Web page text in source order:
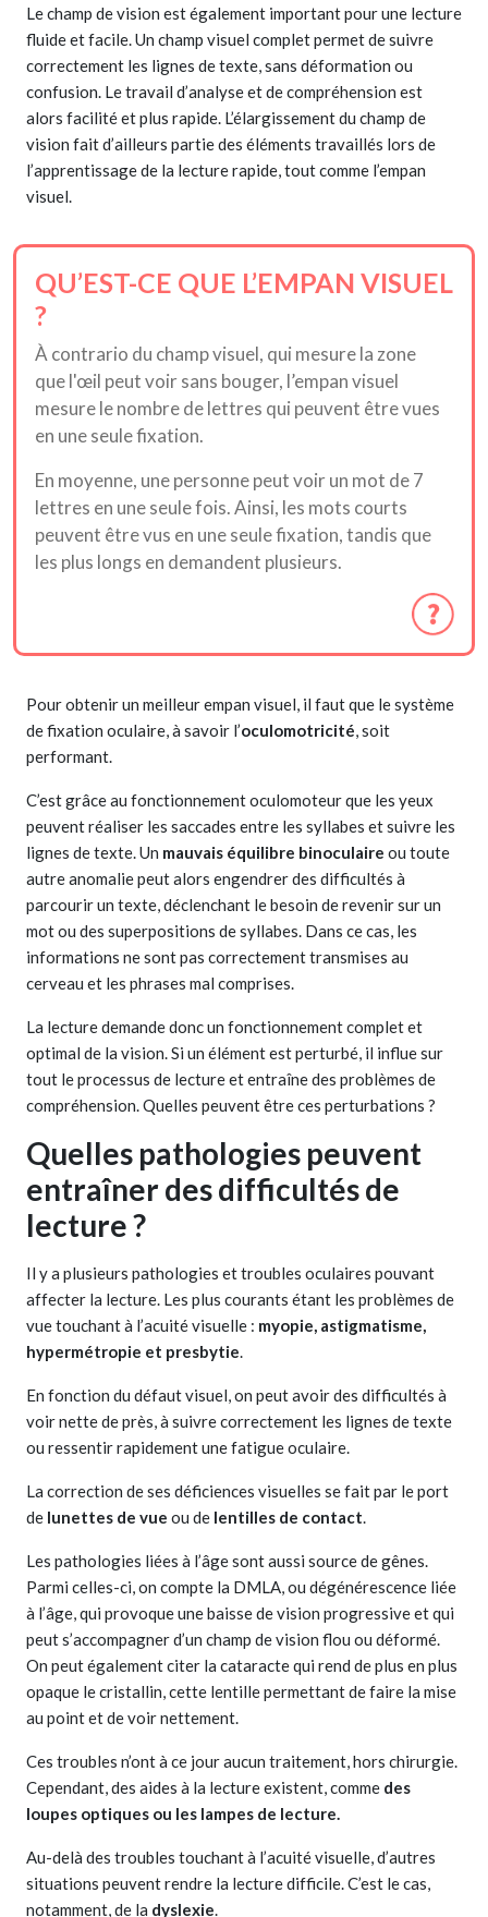
Le champ de vision est également important pour une lecture
fluide et facile. Un champ visuel complet permet de suivre
correctement les lignes de texte, sans déformation ou
confusion. Le travail d’analyse et de compréhension est
alors facilité et plus rapide. L’élargissement du champ de
vision fait d’ailleurs partie des éléments travaillés lors de
l’apprentissage de la lecture rapide, tout comme l’empan
visuel.
QU’EST-CE QUE L’EMPAN VISUEL
?
À contrario du champ visuel, qui mesure la zone
que l'œil peut voir sans bouger, l’empan visuel
mesure le nombre de lettres qui peuvent être vues
en une seule fixation.
En moyenne, une personne peut voir un mot de 7
lettres en une seule fois. Ainsi, les mots courts
peuvent être vus en une seule fixation, tandis que
les plus longs en demandent plusieurs.
Pour obtenir un meilleur empan visuel, il faut que le système
de fixation oculaire, à savoir l’oculomotricité, soit
performant.
C’est grâce au fonctionnement oculomoteur que les yeux
peuvent réaliser les saccades entre les syllabes et suivre les
lignes de texte. Un mauvais équilibre binoculaire ou toute
autre anomalie peut alors engendrer des difficultés à
parcourir un texte, déclenchant le besoin de revenir sur un
mot ou des superpositions de syllabes. Dans ce cas, les
informations ne sont pas correctement transmises au
cerveau et les phrases mal comprises.
La lecture demande donc un fonctionnement complet et
optimal de la vision. Si un élément est perturbé, il influe sur
tout le processus de lecture et entraîne des problèmes de
compréhension. Quelles peuvent être ces perturbations ?
Quelles pathologies peuvent
entraîner des difficultés de
lecture ?
Il y a plusieurs pathologies et troubles oculaires pouvant
affecter la lecture. Les plus courants étant les problèmes de
vue touchant à l’acuité visuelle : myopie, astigmatisme,
hypermétropie et presbytie.
En fonction du défaut visuel, on peut avoir des difficultés à
voir nette de près, à suivre correctement les lignes de texte
ou ressentir rapidement une fatigue oculaire.
La correction de ses déficiences visuelles se fait par le port
de lunettes de vue ou de lentilles de contact.
Les pathologies liées à l’âge sont aussi source de gênes.
Parmi celles-ci, on compte la DMLA, ou dégénérescence liée
à l’âge, qui provoque une baisse de vision progressive et qui
peut s’accompagner d’un champ de vision flou ou déformé.
On peut également citer la cataracte qui rend de plus en plus
opaque le cristallin, cette lentille permettant de faire la mise
au point et de voir nettement.
Ces troubles n’ont à ce jour aucun traitement, hors chirurgie.
Cependant, des aides à la lecture existent, comme des
loupes optiques ou les lampes de lecture.
Au-delà des troubles touchant à l’acuité visuelle, d’autres
situations peuvent rendre la lecture difficile. C’est le cas,
notamment, de la dyslexie.